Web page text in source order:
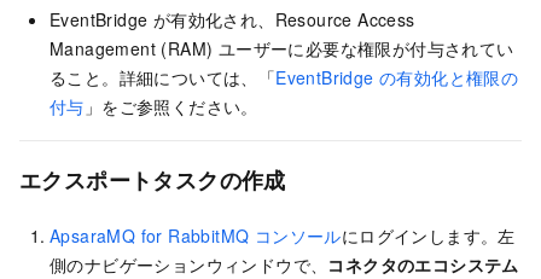
EventBridge が有効化され、Resource Access
Management (RAM) ユーザーに必要な権限が付与されてい
ること。詳細については、「EventBridge の有効化と権限の
付与 」をご参照ください。
エクスポートタスクの作成
ApsaraMQ for RabbitMQ コンソールにログインします。左
側のナビゲーションウィンドウで、 コネクタのエコシステム